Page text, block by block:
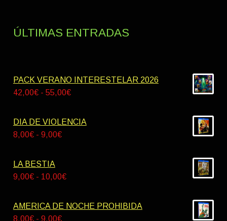
ÚLTIMAS ENTRADAS
PACK VERANO INTERESTELAR 2026
42,00€ - 55,00€Rango
precios:
DIA DE VIOLENCIA
8,00€ - 9,00€Rango
desde
9,00€
LA BESTIA
9,00€ - 10,00€Rango
precios:
AMERICA DE NOCHE PROHIBIDA
8,00€ - 9,00€Rango